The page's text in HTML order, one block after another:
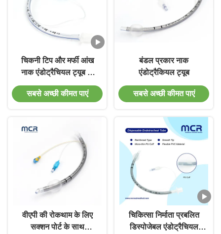
चिकनी टिप और मर्फी आंख
नाक एंडोट्रैचियल ट्यूब के
साथ माइक्रो-पतली पीयू कैप्ड
सबसे अच्छी कीमत पाएं
बंडल प्रकार नाक
एंडोट्रैकियल ट्यूब
सबसे अच्छी कीमत पाएं
वीएपी की रोकथाम के लिए
सक्शन पोर्ट के साथ
चिकित्सा निर्माता प्रबलित
डिस्पोजेबल एंडोट्रैचियल